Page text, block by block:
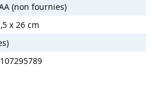
(non fournies)
x 26 cm